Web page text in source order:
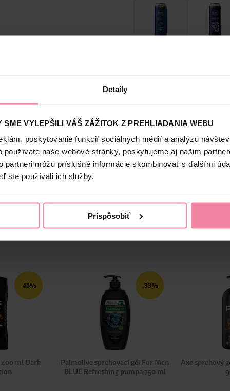
Detaily
SME VYLEPŠILI VÁŠ ZÁŽITOK Z PREHLIADANIA WEBU
poskytovanie funkcií sociálnych médií a analýzu
používate naše webové stránky, poskytujeme aj našim
partneri môžu príslušné informácie skombinovať s ďalšími
ste používali ich služby.
Prispôsobiť
sprchovaciemu gélu NIVEA MEN Total Relax. Vďaka
si chvíle v sprche naozaj naplno. Sprchovací gél poslúži rovno
stará sa o ňu, chráni ju pred vysušovaním, zanechá pocit
mužov Fresh Relax.
ako 100 rokov. Vo svojom portfóliu má viac ako len ikonický
vhodné pre bábätká.
-40%
400 ml Dark
-33%
Palmolive sprchovací gél For Men
BLUE Refreshing pumpa 750 ml
Axe sprchový